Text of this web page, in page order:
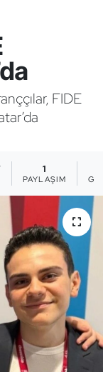
FIDE
1
PAYLAŞIM